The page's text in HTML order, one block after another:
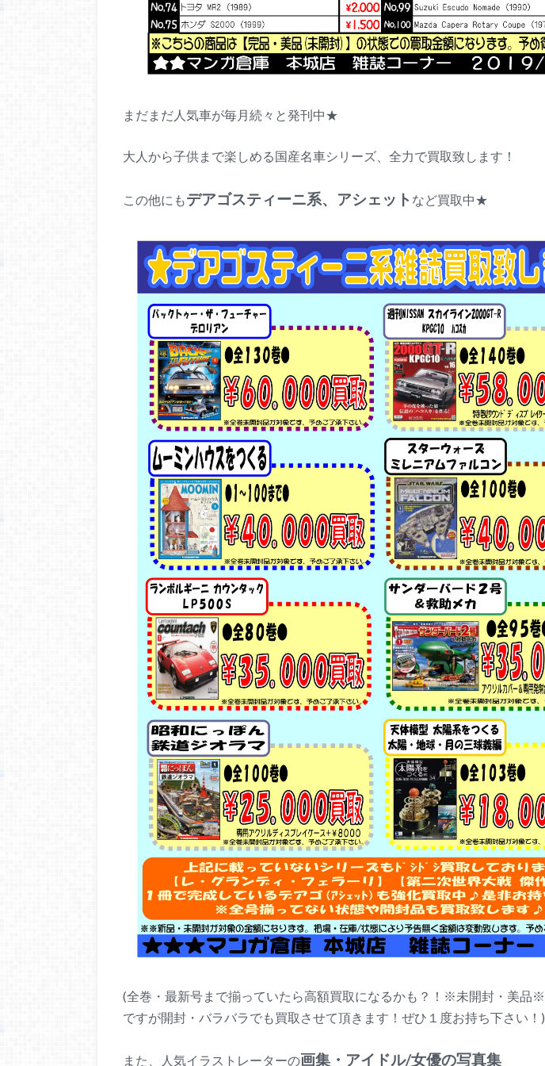
まだまだ人気車が毎月続々と発刊中★
大人から子供まで楽しめる国産名車シリーズ、全力で買取致します！
この他にもデアゴスティーニ系、アシェット など買取中★
(全巻・最新号まで揃っていたら高額買取になるかも？！※未開封・美品※
ですが開封・バラバラでも買取させて頂きます！ぜひ１度お持ち下さい！)
また、人気イラストレーターの画集・アイドル/女優の写真集